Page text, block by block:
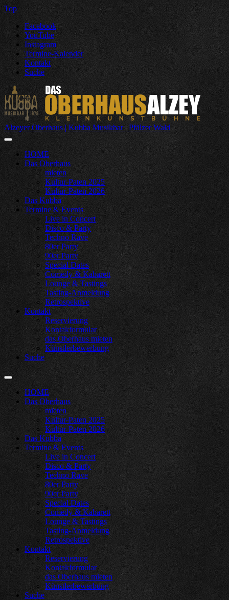
Top
Facebook
YouTube
Instagram
Termine-Kalender
Kontakt
Suche
Alzeyer Oberhaus | Kubba Musikbar | Pfälzer Wald
HOME
Das Oberhaus
mieten
Kultur-Paten 2025
Kultur-Paten 2026
Das Kubba
Termine & Events
Live in Concert
Disco & Party
Techno Rave
80er Party
90er Party
Special Dates
Comedy & Kabarett
Lounge & Tastings
Tasting-Anmeldung
Retrospektive
Kontakt
Reservierung
Kontakformular
das Oberhaus mieten
Künstlerbewerbung
Suche
HOME
Das Oberhaus
mieten
Kultur-Paten 2025
Kultur-Paten 2026
Das Kubba
Termine & Events
Live in Concert
Disco & Party
Techno Rave
80er Party
90er Party
Special Dates
Comedy & Kabarett
Lounge & Tastings
Tasting-Anmeldung
Retrospektive
Kontakt
Reservierung
Kontakformular
das Oberhaus mieten
Künstlerbewerbung
Suche